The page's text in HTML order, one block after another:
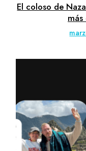
El coloso de